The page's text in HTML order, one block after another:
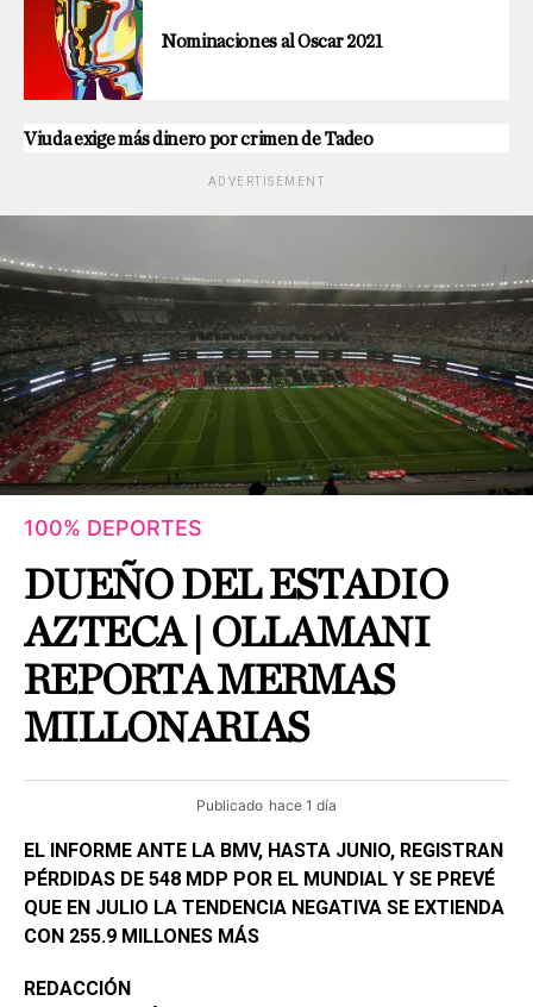
Nominaciones al Oscar 2021
Viuda exige más dinero por crimen de Tadeo
ADVERTISEMENT
100% DEPORTES
DUEÑO DEL ESTADIO
AZTECA | OLLAMANI
REPORTA MERMAS
MILLONARIAS
Publicado hace 1 día
EL INFORME ANTE LA BMV, HASTA JUNIO, REGISTRAN
PÉRDIDAS DE 548 MDP POR EL MUNDIAL Y SE PREVÉ
QUE EN JULIO LA TENDENCIA NEGATIVA SE EXTIENDA
CON 255.9 MILLONES MÁS
REDACCIÓN